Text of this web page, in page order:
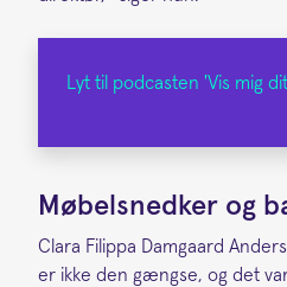
Lyt til podcasten 'Vis mig
Møbelsnedker og
Clara Filippa Damgaard
er ikke den gængse, og det